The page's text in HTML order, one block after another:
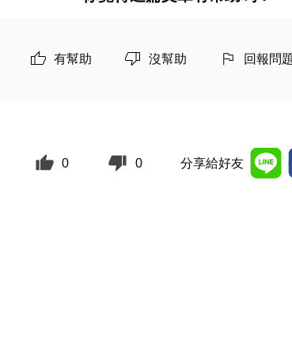
有幫助 沒幫助 回報問題
0 0 分享給好友